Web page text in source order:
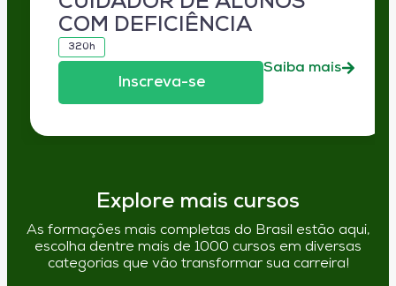
COM DEFICIÊNCIA
320h
Inscreva-se
Saiba mais
Explore mais cursos
As formações mais completas do Brasil estão aqui,
escolha dentre mais de 1000 cursos em diversas
categorias que vão transformar sua carreira!